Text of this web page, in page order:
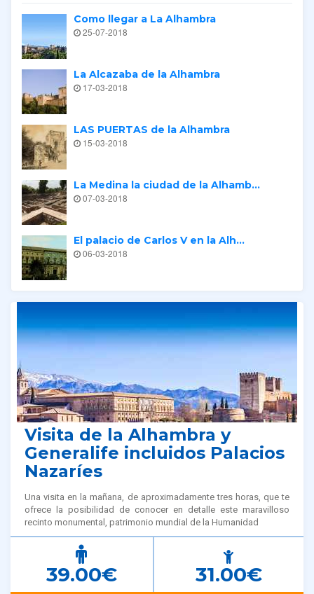
Como llegar a La Alhambra
25-07-2018
La Alcazaba de la Alhambra
17-03-2018
LAS PUERTAS de la Alhambra
15-03-2018
La Medina la ciudad de la Alhamb...
07-03-2018
El palacio de Carlos V en la Alh...
06-03-2018
Tours relacionados
Visita de la Alhambra y
Generalife incluidos Palacios
Nazaríes
Una visita en la mañana, de aproximadamente tres horas, que te
ofrece la posibilidad de conocer en detalle este maravilloso
recinto monumental, patrimonio mundial de la Humanidad
39.00€ 31.00€